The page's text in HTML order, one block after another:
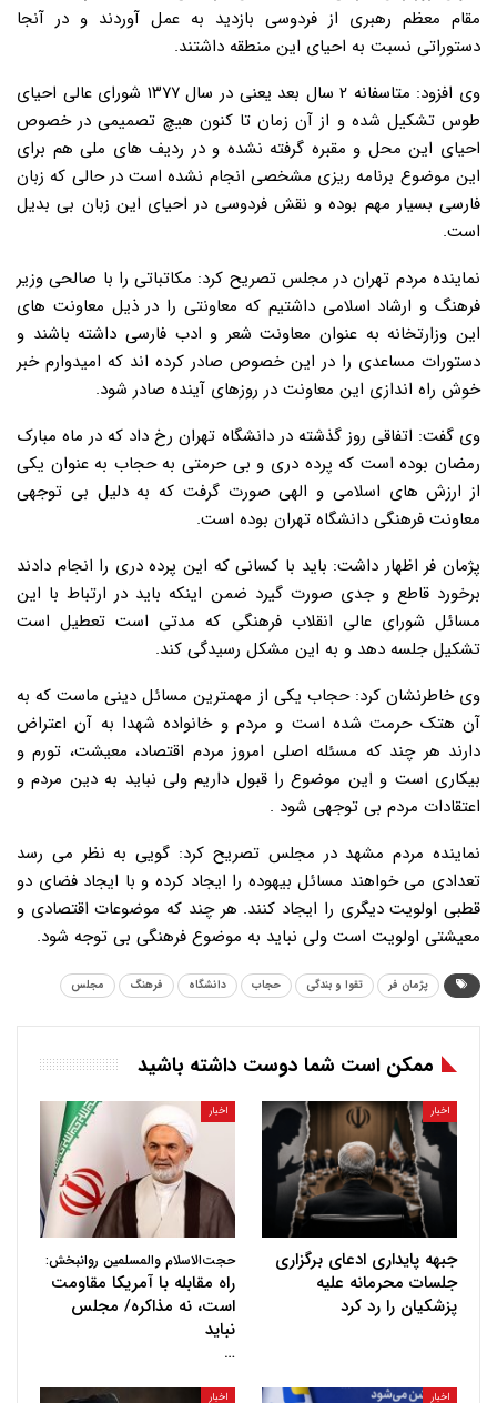
مقام معظم رهبری از فردوسی بازدید به عمل آوردند و در آنجا
دستوراتی نسبت به احیای این منطقه داشتند.
وی افزود: متاسفانه ۲ سال بعد یعنی در سال ۱۳۷۷ شورای عالی احیای
طوس تشکیل شده و از آن زمان تا کنون هیچ تصمیمی در خصوص
احیای این محل و مقبره گرفته نشده و در ردیف های ملی هم برای
این موضوع برنامه ریزی مشخصی انجام نشده است در حالی که زبان
فارسی بسیار مهم بوده و نقش فردوسی در احیای این زبان بی بدیل
است.
نماینده مردم تهران در مجلس تصریح کرد: مکاتباتی را با صالحی وزیر
فرهنگ و ارشاد اسلامی داشتیم که معاونتی را در ذیل معاونت های
این وزارتخانه به عنوان معاونت شعر و ادب فارسی داشته باشند و
دستورات مساعدی را در این خصوص صادر کرده اند که امیدوارم خبر
خوش راه اندازی این معاونت در روزهای آینده صادر شود.
وی گفت: اتفاقی روز گذشته در دانشگاه تهران رخ داد که در ماه مبارک
رمضان بوده است که پرده دری و بی حرمتی به حجاب به عنوان یکی
از ارزش های اسلامی و الهی صورت گرفت که به دلیل بی توجهی
معاونت فرهنگی دانشگاه تهران بوده است.
پژمان فر اظهار داشت: باید با کسانی که این پرده دری را انجام دادند
برخورد قاطع و جدی صورت گیرد ضمن اینکه باید در ارتباط با این
مسائل شورای عالی انقلاب فرهنگی که مدتی است تعطیل است
تشکیل جلسه دهد و به این مشکل رسیدگی کند.
وی خاطرنشان کرد: حجاب یکی از مهمترین مسائل دینی ماست که به
آن هتک حرمت شده است و مردم و خانواده شهدا به آن اعتراض
دارند هر چند که مسئله اصلی امروز مردم اقتصاد، معیشت، تورم و
بیکاری است و این موضوع را قبول داریم ولی نباید به دین مردم و
اعتقادات مردم بی توجهی شود .
نماینده مردم مشهد در مجلس تصریح کرد: گویی به نظر می رسد
تعدادی می خواهند مسائل بیهوده را ایجاد کرده و با ایجاد فضای دو
قطبی اولویت دیگری را ایجاد کنند. هر چند که موضوعات اقتصادی و
معیشتی اولویت است ولی نباید به موضوع فرهنگی بی توجه شود.
پژمان فر تقوا و بندگی حجاب دانشگاه فرهنگ مجلس
ممکن است شما دوست داشته باشید
اخبار
جبهه پایداری ادعای برگزاری
جلسات محرمانه علیه
پزشکیان را رد کرد
اخبار
حجت‌الاسلام والمسلمین روانبخش:
راه مقابله با آمریکا مقاومت
است، نه مذاکره/ مجلس
نباید
…
اخبار اخبار